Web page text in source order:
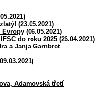
(23.05.2021)
Evropy (06.05.2021)
do roku 2025 (26.04.2021)
a Janja Garnbret
Adamovská třetí